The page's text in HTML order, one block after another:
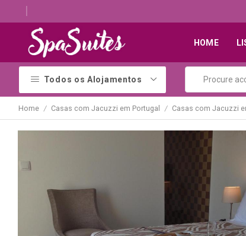
HOME
Todos os Alojamentos
Home / Casas com Jacuzzi em Portugal / Casas com Jacuzzi